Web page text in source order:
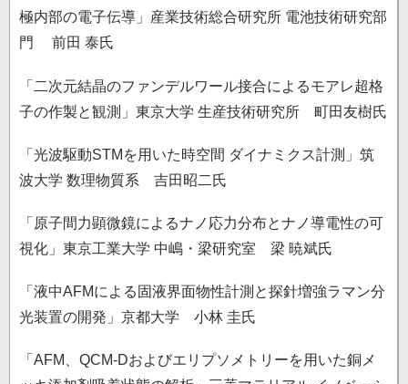
極内部の電子伝導」産業技術総合研究所 電池技術研究部
門 前田 泰氏
「二次元結晶のファンデルワール接合によるモアレ超格
子の作製と観測」東京大学 生産技術研究所 町田友樹氏
「光波駆動STMを用いた時空間 ダイナミクス計測」筑
波大学 数理物質系 吉田昭二氏
「原子間力顕微鏡によるナノ応力分布とナノ導電性の可
視化」東京工業大学 中嶋・梁研究室 梁 暁斌氏
「液中AFMによる固液界面物性計測と探針増強ラマン分
光装置の開発」京都大学 小林 圭氏
「AFM、QCM-Dおよびエリプソメトリーを用いた銅メ